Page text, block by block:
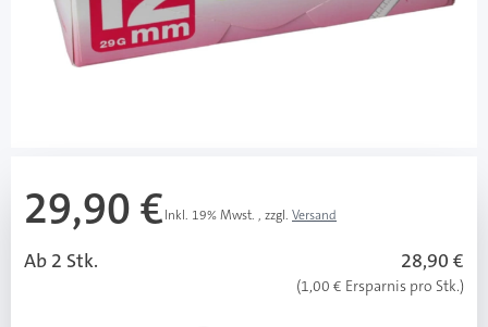
hat den universellen Klick: Aufklicken statt
aufschrauben.
ist sanft zur Haut: Ein Stich, den man kaum spürt.
29,90 €Inkl. 19% Mwst. , zzgl. Versand
Ab 2 Stk. 28,90 €
(1,00 € Ersparnis pro Stk.)